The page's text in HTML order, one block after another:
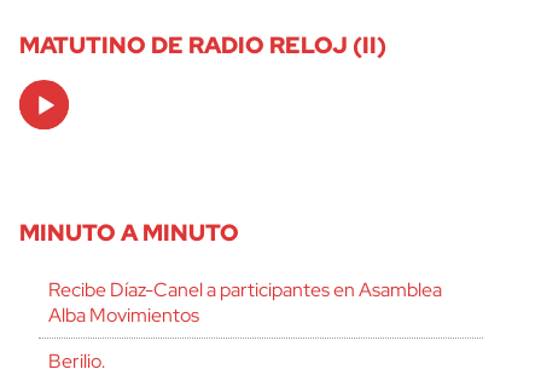
MATUTINO DE RADIO RELOJ (II)
Audio
Player
MINUTO A MINUTO
Recibe Díaz-Canel a participantes en Asamblea
Alba Movimientos
Berilio.